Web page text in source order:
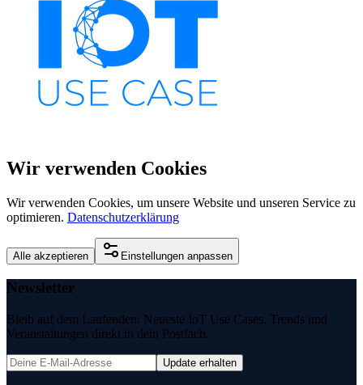
Wir verwenden Cookies
Wir verwenden Cookies, um unsere Website und unseren Service zu
optimieren. Datenschutzerklärung
Alle akzeptieren Einstellungen anpassen
Newsletter
Bleib auf dem Laufenden: Neueste IoT Use Cases, Trends und
Veranstaltungen direkt in dein Postfach.
Update erhalten